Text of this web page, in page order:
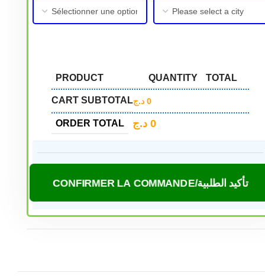
PRODUCT QUANTITY TOTAL
CART SUBTOTAL 0 د.ج
ORDER TOTAL 0 د.ج
CONFIRMER LA COMMANDE/تأكيد الطلبية